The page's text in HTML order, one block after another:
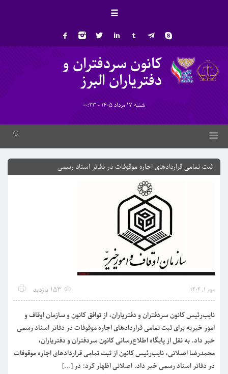
☰
کانون سردفتران و
دفتریاران البرز
شنبه 17 مرداد 1405 - 00:23
ثبت تمامی قراردادهای اجاره موقوفات در دفاتر اسناد رسمی
مهر 1, 1404 153 بازدید
نایب‌رئیس کانون سردفتران و دفتریاران، از توافق کانون و سازمان اوقاف و
امور خیریه برای ثبت تمامی قراردادهای اجاره موقوفات در دفاتر اسناد رسمی
خبر داد. به نقل از پایگاه اطلاع‌رسانی کانون سردفتران و دفتریاران،
محمدرضا اصلانی، نایب‌رئیس کانون از ثبت تمامی قراردادهای اجاره موقوفات
در دفاتر اسناد رسمی خبر داد. اصلانی اظهار کرد: در […]